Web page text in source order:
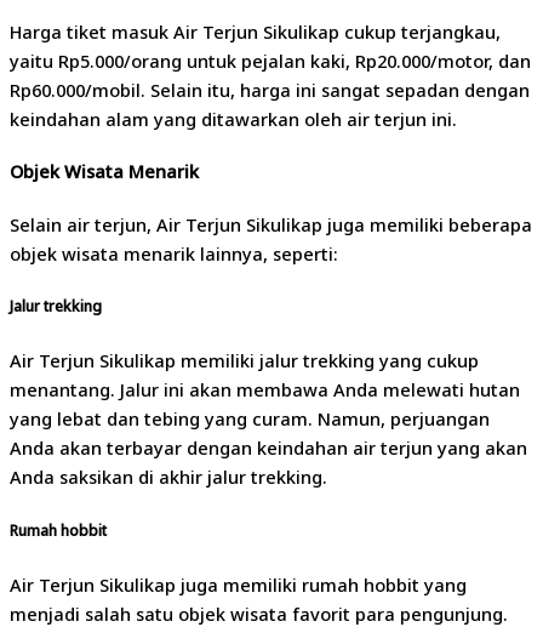
Harga tiket masuk Air Terjun Sikulikap cukup terjangkau,
yaitu Rp5.000/orang untuk pejalan kaki, Rp20.000/motor, dan
Rp60.000/mobil. Selain itu, harga ini sangat sepadan dengan
keindahan alam yang ditawarkan oleh air terjun ini.
Objek Wisata Menarik
Selain air terjun, Air Terjun Sikulikap juga memiliki beberapa
objek wisata menarik lainnya, seperti:
Jalur trekking
Air Terjun Sikulikap memiliki jalur trekking yang cukup
menantang. Jalur ini akan membawa Anda melewati hutan
yang lebat dan tebing yang curam. Namun, perjuangan
Anda akan terbayar dengan keindahan air terjun yang akan
Anda saksikan di akhir jalur trekking.
Rumah hobbit
Air Terjun Sikulikap juga memiliki rumah hobbit yang
menjadi salah satu objek wisata favorit para pengunjung.